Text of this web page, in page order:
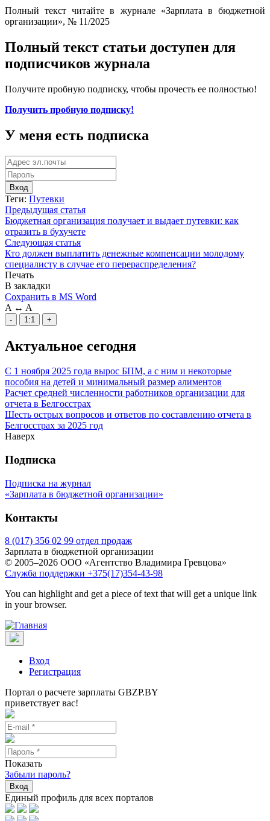
Полный текст читайте в журнале «Зарплата в бюджетной
организации», № 11/2025
Полный текст статьи доступен для
подписчиков журнала
Получите пробную подписку, чтобы прочесть ее полностью!
Получить пробную подписку!
У меня есть подписка
Вход
Теги: Путевки
Предыдущая статья
Бюджетная организация получает и выдает путевки: как
отразить в бухучете
Следующая статья
Кто должен выплатить денежные компенсации молодому
специалисту в случае его перераспределения?
Печать
В закладки
Сохранить в MS Word
A ↔ A
- 1:1 +
Актуальное сегодня
С 1 ноября 2025 года вырос БПМ, а с ним и некоторые
пособия на детей и минимальный размер алиментов
Расчет средней численности работников организации для
отчета в Белгосстрах
Шесть острых вопросов и ответов по составлению отчета в
Белгосстрах за 2025 год
Наверх
Подписка
Подписка на журнал
«Зарплата в бюджетной организации»
Контакты
8 (017) 356 02 99 отдел продаж
Зарплата в бюджетной организации
© 2005–2026 ООО «Агентство Владимира Гревцова»
Служба поддержки +375(17)354-43-98
You can highlight and get a piece of text that will get a unique link
in your browser.
Вход
Регистрация
Портал о расчете зарплаты GBZP.BY
приветствует вас!
Показать
Забыли пароль?
Вход
Единый профиль для всех порталов